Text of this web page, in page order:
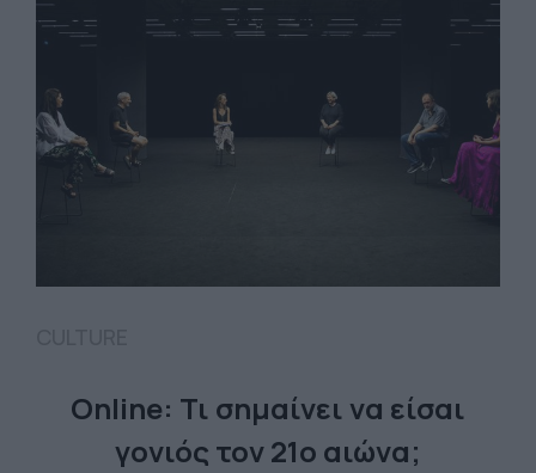
Online: Τι σημαίνει να είσαι
γονιός τον 21ο αιώνα;